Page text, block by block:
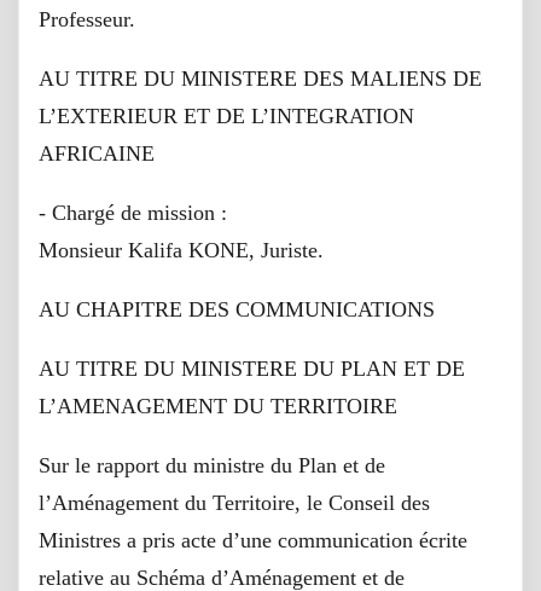
Professeur.
AU TITRE DU MINISTERE DES MALIENS DE
L’EXTERIEUR ET DE L’INTEGRATION
AFRICAINE
- Chargé de mission :
Monsieur Kalifa KONE, Juriste.
AU CHAPITRE DES COMMUNICATIONS
AU TITRE DU MINISTERE DU PLAN ET DE
L’AMENAGEMENT DU TERRITOIRE
Sur le rapport du ministre du Plan et de
l’Aménagement du Territoire, le Conseil des
Ministres a pris acte d’une communication écrite
relative au Schéma d’Aménagement et de